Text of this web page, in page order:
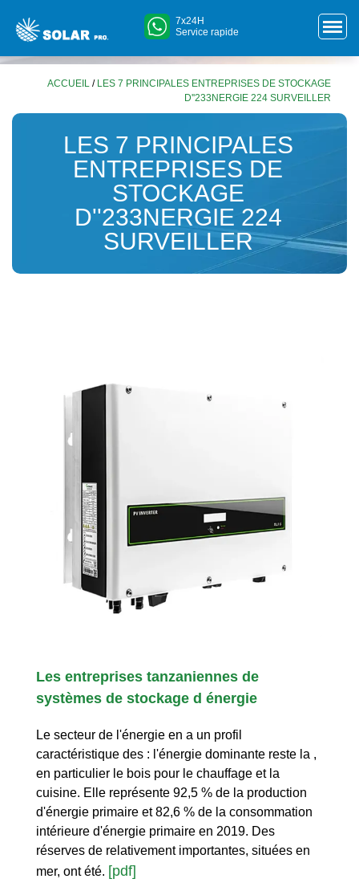
7x24H
Service rapide
ACCUEIL / LES 7 PRINCIPALES ENTREPRISES DE STOCKAGE
D''233NERGIE 224 SURVEILLER
LES 7 PRINCIPALES
ENTREPRISES DE
STOCKAGE
D''233NERGIE 224
SURVEILLER
Les entreprises tanzaniennes de
systèmes de stockage d énergie
Le secteur de l'énergie en a un profil
caractéristique des : l'énergie dominante reste la ,
en particulier le bois pour le chauffage et la
cuisine. Elle représente 92,5 % de la production
d'énergie primaire et 82,6 % de la consommation
intérieure d'énergie primaire en 2019. Des
réserves de relativement importantes, situées en
mer, ont été. [pdf]